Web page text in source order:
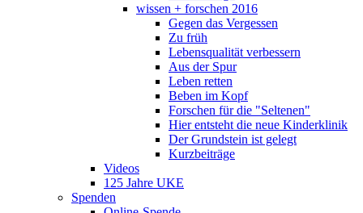
wissen + forschen 2016
Gegen das Vergessen
Zu früh
Lebensqualität verbessern
Aus der Spur
Leben retten
Beben im Kopf
Forschen für die "Seltenen"
Hier entsteht die neue Kinderklinik
Der Grundstein ist gelegt
Kurzbeiträge
Videos
125 Jahre UKE
Spenden